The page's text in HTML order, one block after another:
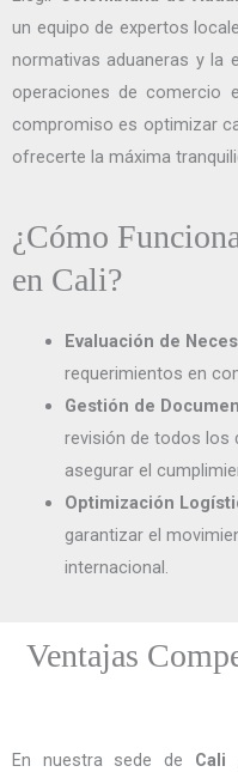
un equipo de expertos
normativas aduaneras y la
operaciones de comercio
compromiso es optimizar
ofrecerte la máxima
¿Cómo
en Cali?
Evaluación de
requerimientos en
Gestión de
revisión de todos los
asegurar el
Optimización
garantizar el
internacional.
Ventajas
En nuestra sede de Cali